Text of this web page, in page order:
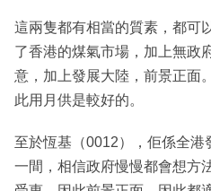
這兩隻都有相當的質素，都可
了香港的煤氣市場，加上無政
意，加上發展大陸，前景正面
此用月供是較好的。
至於恆基（0012），佢係全港
一間，相信政府慢慢都會想方